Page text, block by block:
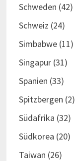
Schweden (42)
Schweiz (24)
Simbabwe(11)
Singapur(31)
Spanien (33)
Spitzbergen (2)
Südafrika (32)
Südkorea (20)
Taiwan (26)